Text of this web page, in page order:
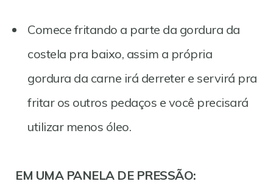
Comece fritando a parte da gordura da
costela pra baixo, assim a própria
gordura da carne irá derreter e servirá pra
fritar os outros pedaços e você precisará
utilizar menos óleo.
EM UMA PANELA DE PRESSÃO: